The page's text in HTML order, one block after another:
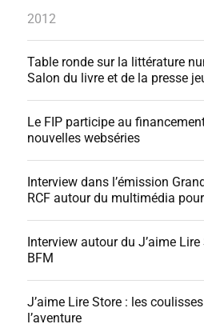
2012
Table ronde sur la littérature
Salon du livre et de la presse
Le FIP participe au
nouvelles webséries
Interview dans l’émission
RCF autour du multimédia
Interview autour du J’aime Lire
BFM
J’aime Lire Store : les
l’aventure